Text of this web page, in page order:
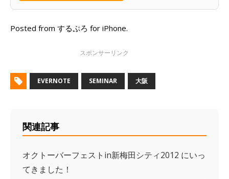
Posted from するぷろ for iPhone.
EVERNOTE SEMINAR 大阪
関連記事
オクトーバーフェストin新梅田シティ2012 にいっ
てきました！